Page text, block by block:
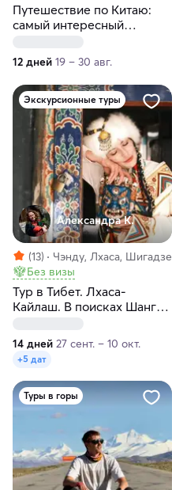
Путешествие по Китаю:
самый интересный
12 дней 19 – 30 авг.
Экскурсионные туры
Александра К.
(13)
Чэнду, Лхаса, Шигадзе
Без визы
Тур в Тибет. Лхаса-
Кайлаш. В поисках Шангри
14 дней 27 сент. – 10 окт.
+5 дат
Туры в горы